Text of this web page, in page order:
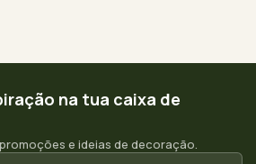
na tua caixa de
e ideias de decoração.